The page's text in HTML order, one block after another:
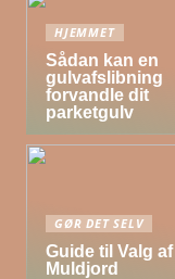
HJEMMET
Sådan kan en
gulvafslibning
forvandle dit
parketgulv
GØR DET SELV
Guide til Valg af
Muldjord